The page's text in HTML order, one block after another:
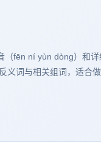
（fēn ní yùn dòng）和
义词与相关组词，适合